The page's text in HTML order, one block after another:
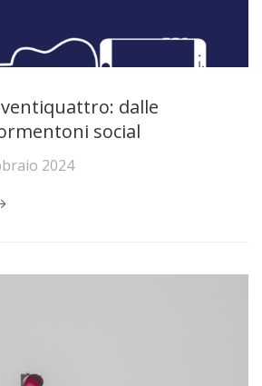
dalle
social
2024